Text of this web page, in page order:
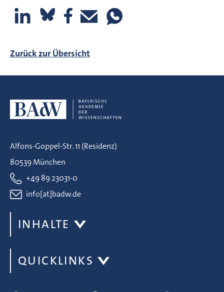
Zurück zur Übersicht
Alfons-Goppel-Str. 11 (Residenz)
80539 München
+49 89 23031-0
info[at]badw.de
INHALTE
QUICKLINKS